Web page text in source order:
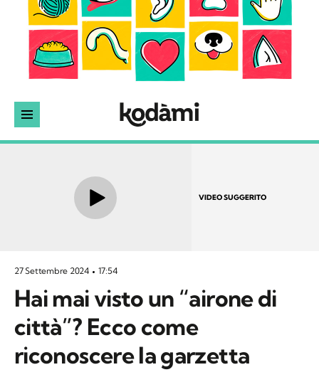
VIDEO SUGGERITO
27 Settembre 2024 17:54
Hai mai visto un “airone di
città”? Ecco come
riconoscere la garzetta